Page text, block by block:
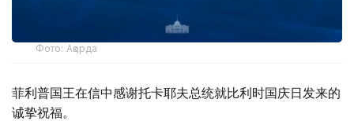
Фото: Ақорда
菲利普国王在信中感谢托卡耶夫总统就比利时国庆日发来的
诚挚祝福。